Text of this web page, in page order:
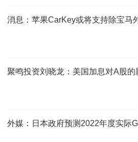
消息：苹果CarKey或将支持除宝马
聚鸣投资刘晓龙：美国加息对A股的
外媒：日本政府预测2022年度实际